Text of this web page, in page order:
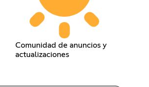
Comunidad de anuncios y
actualizaciones